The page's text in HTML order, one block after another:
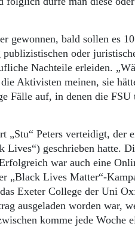
gewonnen, bald sollen es
oder
Nachteile erleiden.
Aktivisten meinen, sie
Fälle auf, in denen die
„Stu“ Peters verteidigt, der
geschrieben hatte.
war auch eine
„Black Lives Matter“-
Exeter College der Uni
ausgeladen worden war,
komme jede Woche